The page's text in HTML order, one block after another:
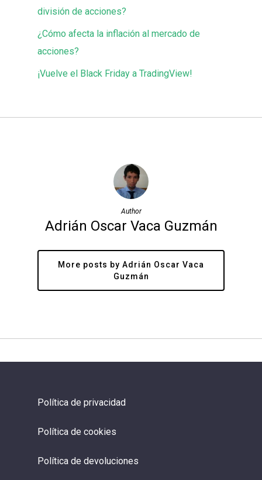
división de acciones?
¿Cómo afecta la inflación al mercado de
acciones?
¡Vuelve el Black Friday a TradingView!
Author
Adrián Oscar Vaca Guzmán
More posts by Adrián Oscar Vaca
Guzmán
Política de privacidad
Política de cookies
Política de devoluciones